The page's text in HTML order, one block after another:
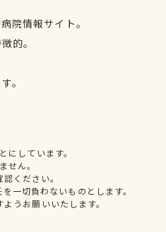
院情報サイト。
的。
。
しています。
せん。
ください。
一切負わないものとします。
うお願いいたします。